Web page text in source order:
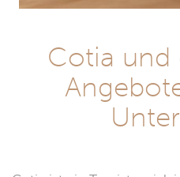
Cotia und